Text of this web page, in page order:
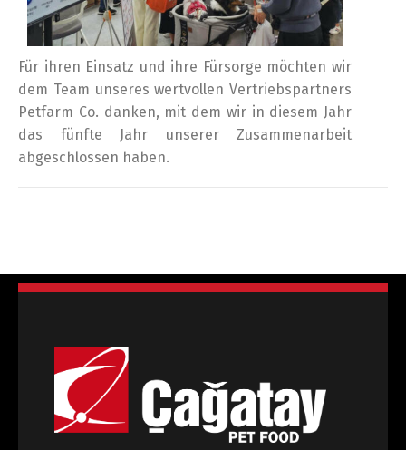
Für ihren Einsatz und ihre Fürsorge möchten wir
dem Team unseres wertvollen Vertriebspartners
Petfarm Co. danken, mit dem wir in diesem Jahr
das fünfte Jahr unserer Zusammenarbeit
abgeschlossen haben.